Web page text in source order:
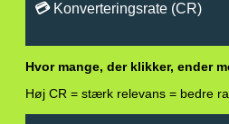
💳Konverteringsrate (CR)
Hvor mange, der klikker, ender
Høj CR = stærk relevans = bedre